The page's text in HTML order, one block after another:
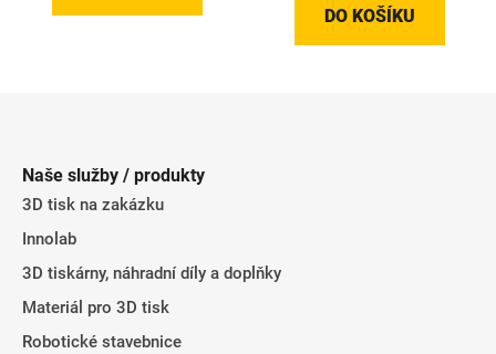
DO KOŠÍKU
Naše služby / produkty
3D tisk na zakázku
Innolab
3D tiskárny, náhradní díly a doplňky
Materiál pro 3D tisk
Robotické stavebnice